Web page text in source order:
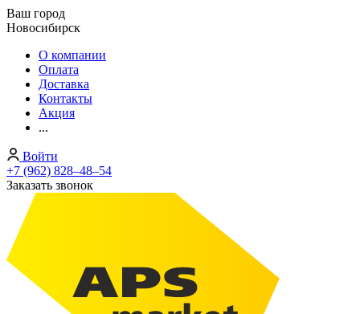
Ваш город
Новосибирск
О компании
Оплата
Доставка
Контакты
Акция
...
Войти
+7 (962) 828‒48‒54
Заказать звонок